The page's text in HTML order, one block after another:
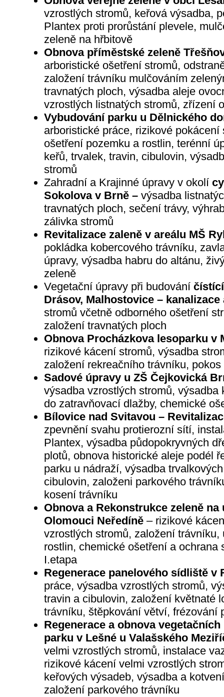
vzrostlých stromů, keřová výsadba,
Plantex proti prorůstání plevele,
zeleně na hřbitově
Obnova příměstské zeleně
arboristické ošetření stromů,
založení trávníku mulčováním
travnatých ploch, výsadba aleje
vzrostlých listnatých stromů, zřízení
Vybudování parku u Dělnického
arboristické práce, rizikové pokácení
ošetření pozemku a rostlin, terénní
keřů, trvalek, travin, cibulovin,
stromů
Zahradní a Krajinné úpravy v okolí
Sokolova v Brně – výsadba
travnatých ploch, sečení trávy,
zálivka stromů
Revitalizace zaleně v areálu MŠ
pokládka kobercového trávníku,
úpravy, výsadba habru do altánu,
zeleně
Vegetační úpravy při budováníčístící
Drásov, Malhostovice – kanalizace
stromů včetně odborného ošetření
založení travnatých ploch
Obnova Procházkova lesoparku v
rizikové kácení stromů, výsadba
založení rekreačního trávníku, pokos
Sadové úpravy u ZŠ Čejkovická
výsadba vzrostlých stromů, výsadba
do zatravňovací dlažby, chemické
Bílovice nad Svitavou –
zpevnění svahu protierozní sítí,
Plantex, výsadba půdopokryvných
plotů, obnova historické aleje podél
parku u nádraží, výsadba
cibulovin, založeni parkového
kosení trávníku
Obnova a Rekonstrukce zeleně
Olomouci Neředíně– rizikové
vzrostlých stromů, založení trávníku,
rostlin, chemické ošetření a ochrana
I.etapa
Regenerace panelového sídliště v
práce, výsadba vzrostlých stromů,
travin a cibulovin, založení květnaté
trávníku, štěpkování větví, frézování
Regenerace a obnova
parku v Lešné u Valašského
velmi vzrostlých stromů, instalace
rizikové kácení velmi vzrostlých
keřových výsadeb, výsadba a
založení parkového trávníku